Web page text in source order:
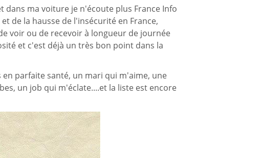
ma voiture je n'écoute plus France Info
de la hausse de l'insécurité en France,
voir ou de recevoir à longueur de journée
et c'est déjà un très bon point dans la
en parfaite santé, un mari qui m'aime, une
un job qui m'éclate....et la liste est encore